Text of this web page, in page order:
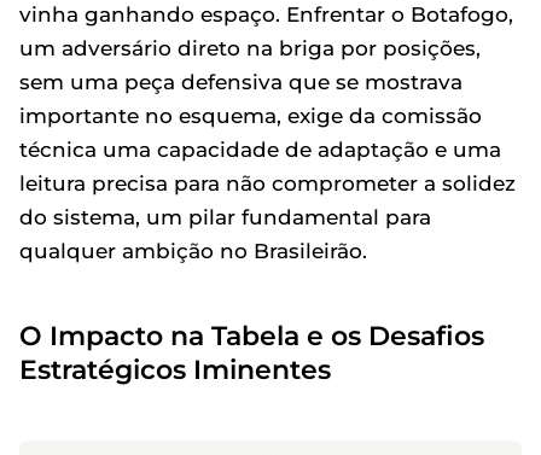
vinha ganhando espaço. Enfrentar o Botafogo,
um adversário direto na briga por posições,
sem uma peça defensiva que se mostrava
importante no esquema, exige da comissão
técnica uma capacidade de adaptação e uma
leitura precisa para não comprometer a solidez
do sistema, um pilar fundamental para
qualquer ambição no Brasileirão.
O Impacto na Tabela e os Desafios
Estratégicos Iminentes